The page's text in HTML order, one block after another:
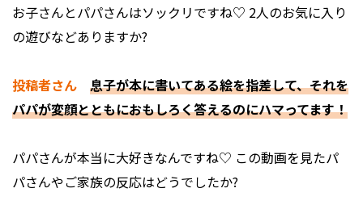
――お子さんとパパさんはソックリですね♡ 2人のお気に入り
の遊びなどありますか?
投稿者さん
息子が本に書いてある絵を指差して、それを
パパが変顔とともにおもしろく答えるのにハマってます！
――パパさんが本当に大好きなんですね♡ この動画を見たパ
パさんやご家族の反応はどうでしたか?